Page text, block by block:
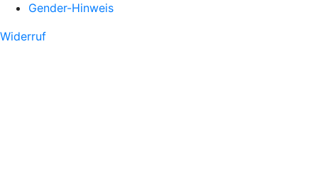
Gender-Hinweis
Widerruf